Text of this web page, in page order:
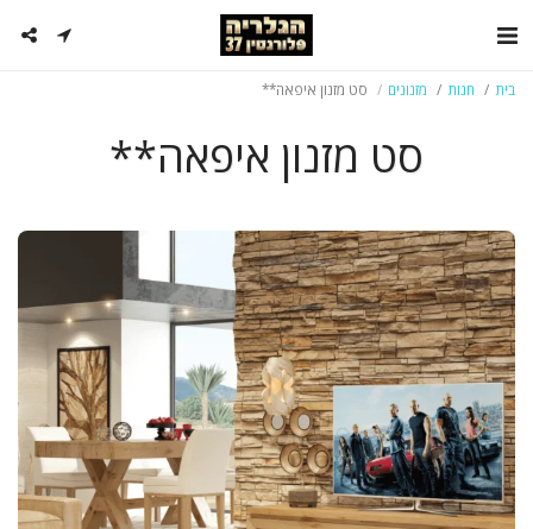
בית חנות מזנונים סט מזנון איפאה**
סט מזנון איפאה**